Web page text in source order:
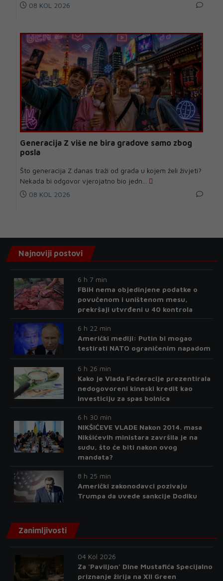
08 KOL 2026
Generacija Z više ne bira gradove samo zbog
posla
Što generacija Z danas traži od grada u kojem želi živjeti?
Nekada bi odgovor vjerojatno bio jedn...
08 KOL 2026
Najnoviji postovi
6 h 7 min
FBiH nema objedinjene podatke o
povučenom i uništenom mesu,
prekršaji utvrđeni u 40 kontrola
6 h 22 min
Američki mediji: Putin bi mogao
testirati NATO ograničenim napadom
6 h 26 min
Kako je Vlada Federacije prezentirala
nedogovoreni kineski kredit kao
investiciju za spas bolnica
6 h 30 min
NIKŠIĆEVE VLADE Nakon 2014. masa
Nikšićevih ministara završila je na
sudu, što će biti nakon ovog
mandata?
8 h 25 min
Američki zakonodavci pozivaju
Trumpa da uvede sankcije Dodiku
Zanimljivosti
04 Kol 2026
Za 'Paviljon' Dine Mustafića Specijalno
priznanje žirija na XII Green